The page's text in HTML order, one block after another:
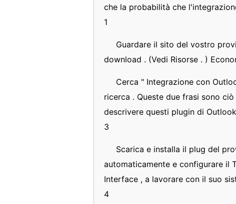
che la probabilità che
1
Guardare il sito del vostro
download . (Vedi Risorse . )
Cerca " Integrazione con
ricerca . Queste due frasi sono
descrivere questi plugin di
3
Scarica e installa il plug del
automaticamente e configurare il
Interface , a lavorare con il suo
4